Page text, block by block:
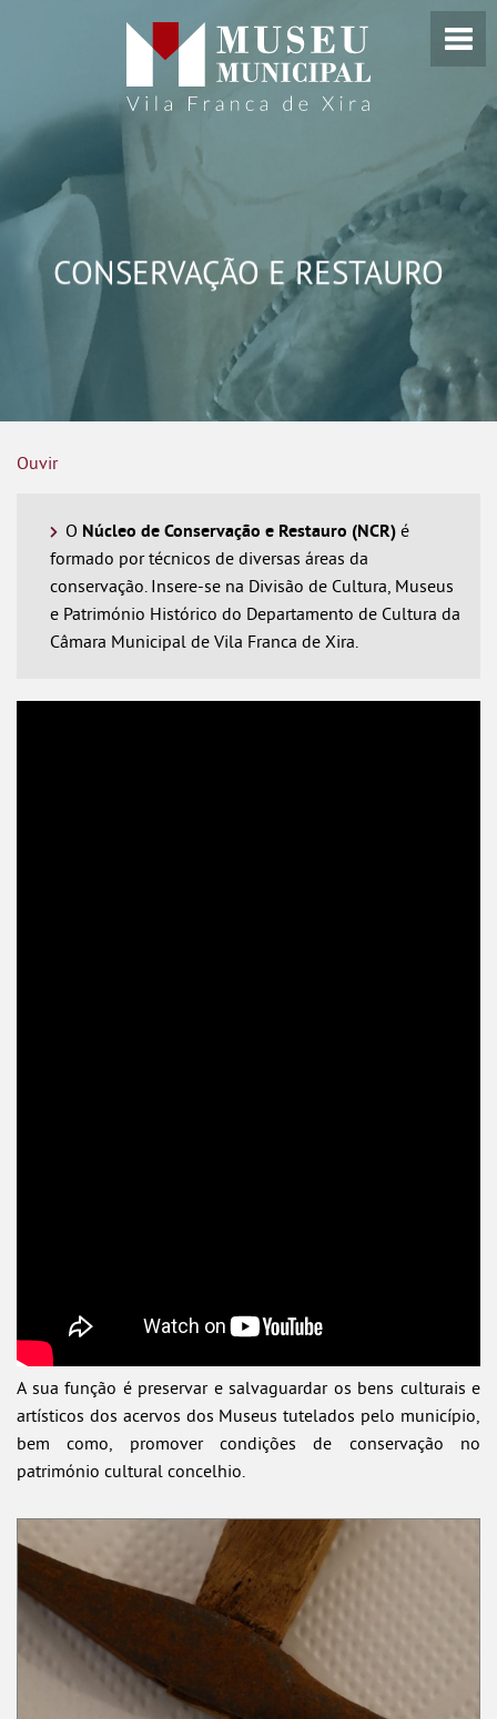
CONSERVAÇÃO E RESTAURO
Ouvir
O Núcleo de Conservação e Restauro (NCR) é
formado por técnicos de diversas áreas da
conservação. Insere-se na Divisão de Cultura, Museus
e Património Histórico do Departamento de Cultura da
Câmara Municipal de Vila Franca de Xira.
A sua função é preservar e salvaguardar os bens culturais e
artísticos dos acervos dos Museus tutelados pelo município,
bem como, promover condições de conservação no
património cultural concelhio.